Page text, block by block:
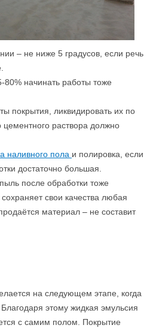
– не ниже 5 градусов, если речь
начинать работы тоже
покрытия, ликвидировать их по
раствора должно
наливного пола и полировка, если
достаточно большая.
после обработки тоже
свои качества любая
материал – не составит
на следующем этапе, когда
этому жидкая эмульсия
с самим полом. Покрытие